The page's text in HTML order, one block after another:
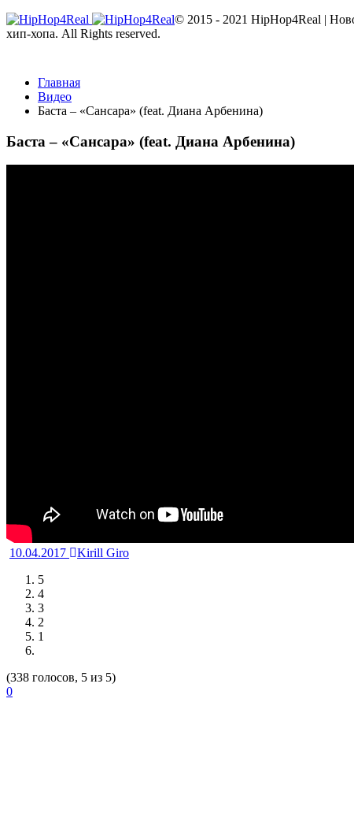
Главная
Видео
Баста – «Сансара» (feat. Диана Арбенина)
Баста – «Сансара» (feat. Диана Арбенина)
10.04.2017
Kirill Giro
5
4
3
2
1
(338 голосов, 5 из 5)
0
© 2015 - 2021 HipHop4Real |
хип-хопа. All Rights reserved.